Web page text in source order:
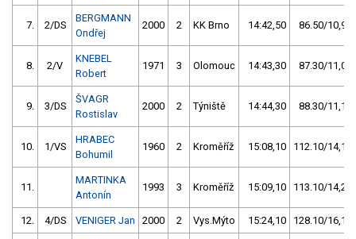
7. 2/DS
BERGMANN
Ondřej
2000 2 KK Brno 14:42,50 86.50/10,9
8. 2/V
KNEBEL
Robert
1971 3 Olomouc 14:43,30 87.30/11,0
9. 3/DS
ŠVAGR
Rostislav
2000 2 Týniště 14:44,30 88.30/11,1
10. 1/VS
HRABEC
Bohumil
1960 2 Kroměříž 15:08,10 112.10/14,1
11.
MARTINKA
Antonín
1993 3 Kroměříž 15:09,10 113.10/14,2
12. 4/DS VENIGER Jan 2000 2 Vys.Mýto 15:24,10 128.10/16,1